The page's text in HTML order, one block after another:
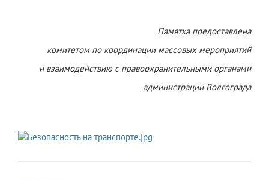
Памятка предоставлена
комитетом по координации массовых мероприятий
и взаимодействию с правоохранительными органами
администрации Волгограда